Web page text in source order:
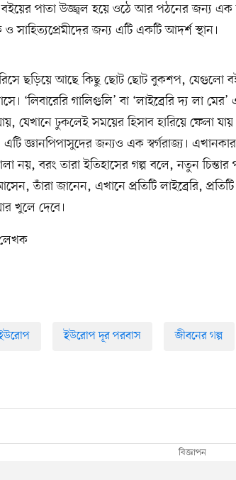
পাতা উজ্জ্বল হয়ে ওঠে আর পঠনের জন্য
ও সাহিত্যপ্রেমীদের জন্য এটি একটি আদর্শ স্থান।
ছড়িয়ে আছে কিছু ছোট ছোট বুকশপ, যেগুলো
‘লিবারেরি গালিগুলি’ বা ‘লাইব্রেরি দ্য লা
যেখানে ঢুকলেই সময়ের হিসাব হারিয়ে ফেলা
জ্ঞানপিপাসুদের জন্যও এক স্বর্গরাজ্য। এখানকার
নয়, বরং তারা ইতিহাসের গল্প বলে, নতুন
তাঁরা জানেন, এখানে প্রতিটি লাইব্রেরি,
খুলে দেবে।
ইউরোপ দূর পরবাস জীবনের গল্প